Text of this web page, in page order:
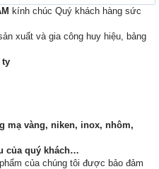
kính chúc Quý khách hàng sức
xuất và gia công huy hiệu, bảng
ty
mạ vàng, niken, inox, nhôm,
của quý khách…
của chúng tôi được bảo đảm